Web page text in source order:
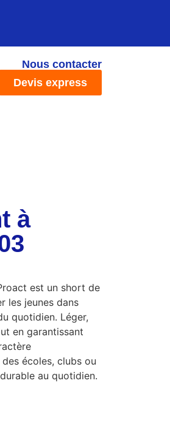
Nous contacter
Devis express
à
est un short de
les jeunes dans
quotidien. Léger,
en garantissant
écoles, clubs ou
au quotidien.